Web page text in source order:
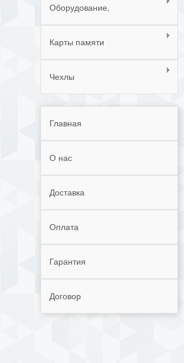
Оборудование,
инструменты, расходные
материалы
Карты памяти
Чехлы
Главная
О нас
Доставка
Оплата
Гарантия
Договор